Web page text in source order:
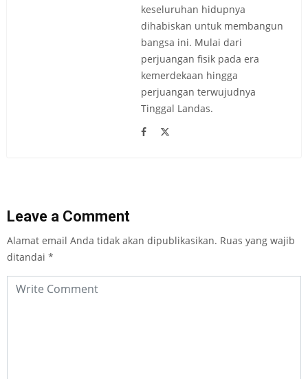
keseluruhan hidupnya
dihabiskan untuk membangun
bangsa ini. Mulai dari
perjuangan fisik pada era
kemerdekaan hingga
perjuangan terwujudnya
Tinggal Landas.
Leave a Comment
Alamat email Anda tidak akan dipublikasikan. Ruas yang wajib
ditandai *